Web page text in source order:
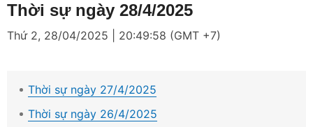
Thời sự ngày 28/4/2025
Thứ 2, 28/04/2025 | 20:49:58 (GMT +7)
Thời sự ngày 27/4/2025
Thời sự ngày 26/4/2025